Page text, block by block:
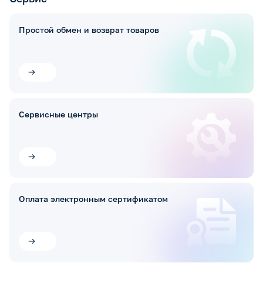
Простой обмен и возврат товаров
Сервисные центры
Оплата электронным сертификатом